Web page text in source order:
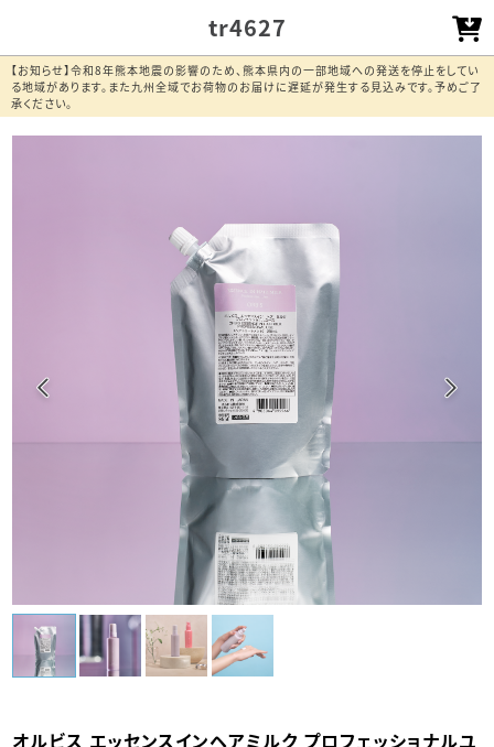
tr4627
【お知らせ】令和8年熊本地震の影響のため、熊本県内の一部地域への発送を停止をしてい
る地域があります。また九州全域でお荷物のお届けに遅延が発生する見込みです。予めご了
承ください。
オルビス エッセンスインヘアミルク プロフェッショナルユ